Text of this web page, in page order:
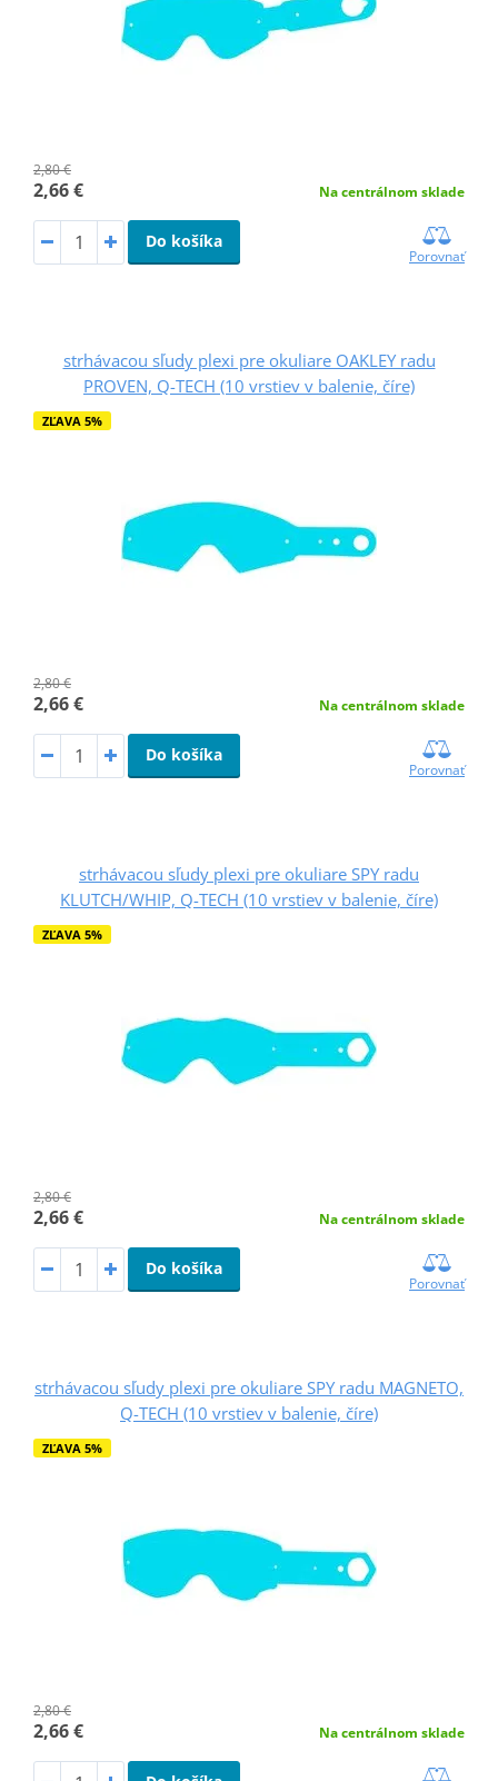
2,80 €
2,66 € Na centrálnom sklade
Do košíka
Porovnať
strhávacou sľudy plexi pre okuliare OAKLEY radu
PROVEN, Q-TECH (10 vrstiev v balenie, číre)
ZĽAVA 5%
2,80 €
2,66 € Na centrálnom sklade
Do košíka
Porovnať
strhávacou sľudy plexi pre okuliare SPY radu
KLUTCH/WHIP, Q-TECH (10 vrstiev v balenie, číre)
ZĽAVA 5%
2,80 €
2,66 € Na centrálnom sklade
Do košíka
Porovnať
strhávacou sľudy plexi pre okuliare SPY radu MAGNETO,
Q-TECH (10 vrstiev v balenie, číre)
ZĽAVA 5%
2,80 €
2,66 € Na centrálnom sklade